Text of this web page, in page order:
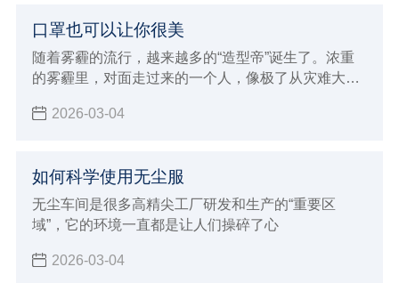
口罩也可以让你很美
随着雾霾的流行，越来越多的“造型帝”诞生了。浓重
的雾霾里，对面走过来的一个人，像极了从灾难大片
2026-03-04
如何科学使用无尘服
无尘车间是很多高精尖工厂研发和生产的“重要区
域”，它的环境一直都是让人们操碎了心
2026-03-04